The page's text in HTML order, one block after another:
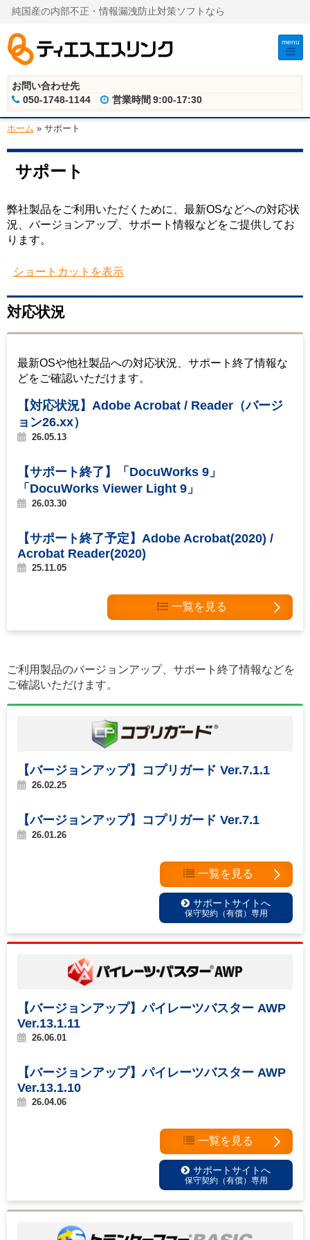
純国産の内部不正・情報漏洩防止対策ソフトなら
お問い合わせ先
050-1748-1144
営業時間 9:00-17:30
menu
ホーム » サポート
サポート
弊社製品をご利用いただくために、最新OSなどへの対応状
況、バージョンアップ、サポート情報などをご提供してお
ります。
ショートカットを表示
対応状況
最新OSや他社製品への対応状況、サポート終了情報な
どをご確認いただけます。
【対応状況】Adobe Acrobat / Reader（バージ
ョン26.xx）
26.05.13
【サポート終了】「DocuWorks 9」
「DocuWorks Viewer Light 9」
26.03.30
【サポート終了予定】Adobe Acrobat(2020) /
Acrobat Reader(2020)
25.11.05
一覧を見る
ご利用製品のバージョンアップ、サポート終了情報などを
ご確認いただけます。
【バージョンアップ】コプリガード Ver.7.1.1
26.02.25
【バージョンアップ】コプリガード Ver.7.1
26.01.26
一覧を見る
サポートサイトへ
保守契約（有償）専用
【バージョンアップ】パイレーツバスター AWP
Ver.13.1.11
26.06.01
【バージョンアップ】パイレーツバスター AWP
Ver.13.1.10
26.04.06
一覧を見る
サポートサイトへ
保守契約（有償）専用